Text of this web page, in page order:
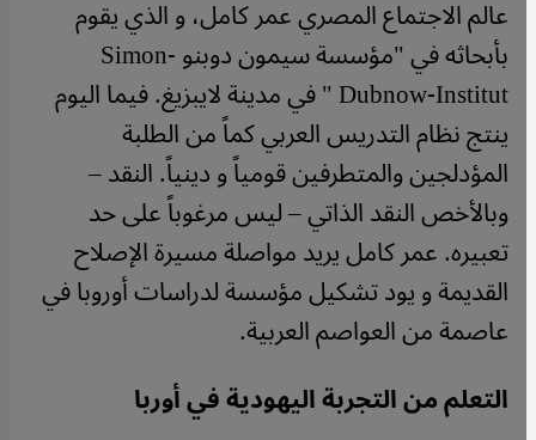
عالم الاجتماع المصري عمر كامل، و الذي يقوم
بأبحاثه في "مؤسسة سيمون دوبنو Simon-
Dubnow-Institut " في مدينة لايبزيغ. فيما اليوم
ينتج نظام التدريس العربي كماً من الطلبة
المؤدلجين والمتطرفين قومياً و دينياً. النقد –
وبالأخص النقد الذاتي – ليس مرغوباً على حد
تعبيره. عمر كامل يريد مواصلة مسيرة الإصلاح
القديمة و يود تشكيل مؤسسة لدراسات أوروبا في
عاصمة من العواصم العربية.
التعلم من التجربة اليهودية في أوربا